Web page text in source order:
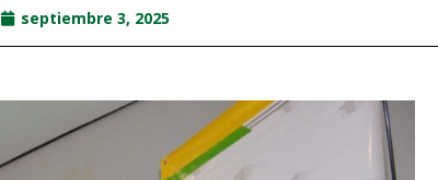
septiembre 3, 2025